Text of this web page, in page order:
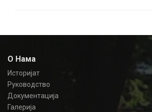
О Нама
Историјат
Руководство
Документација
Галерија